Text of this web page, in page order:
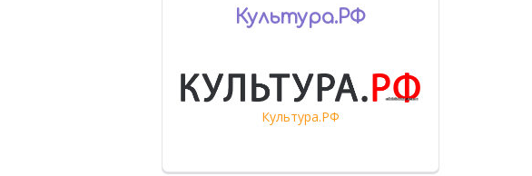
Культура.РФ
Культура.РФ